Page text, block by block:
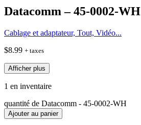
Datacomm – 45-0002-WH
Cablage et adaptateur, Tout, Vidéo...
$8.99 + taxes
Afficher plus
1 en inventaire
quantité de Datacomm - 45-0002-WH
Ajouter au panier